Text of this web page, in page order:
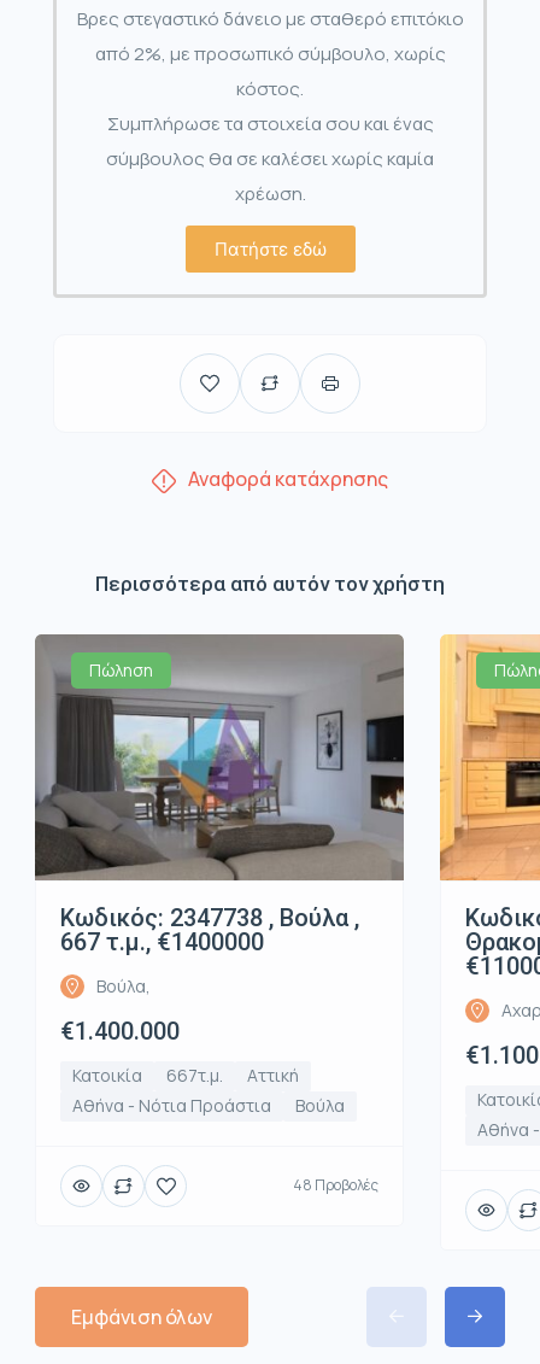
Βρες στεγαστικό δάνειο με σταθερό επιτόκιο
από 2%, με προσωπικό σύμβουλο, χωρίς
κόστος.
Συμπλήρωσε τα στοιχεία σου και ένας
σύμβουλος θα σε καλέσει χωρίς καμία
χρέωση.
Πατήστε εδώ
Αναφορά κατάχρησης
Περισσότερα από αυτόν τον χρήστη
Πώληση
Κωδικός: 2347738 , Βούλα ,
667 τ.μ., €1400000
Βούλα,
€1.400.000
Κατοικία 667τ.μ.
Αττική
Αθήνα - Νότια Προάστια
Βούλα
48 Προβολές
Αθήνα
Εμφάνιση όλων